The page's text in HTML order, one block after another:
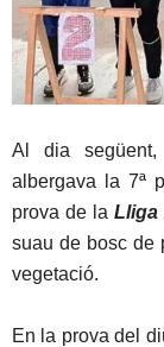
Al dia
albergava la 7ª
prova de laLliga
suau de bosc de
vegetació.
En la prova del